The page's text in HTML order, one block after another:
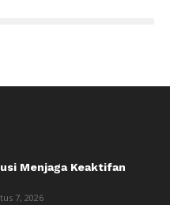
Menjaga Keaktifan
7, 2026